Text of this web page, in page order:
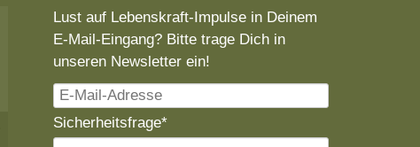
Lust auf Lebenskraft-Impulse in Deinem
E-Mail-Eingang? Bitte trage Dich in
unseren Newsletter ein!
E-
Mail-
Adresse
Pflichtfeld
Sicherheitsfrage*